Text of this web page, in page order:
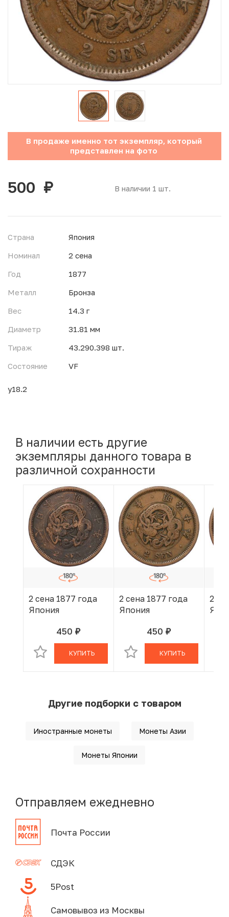
Юбилейные монеты Банка России (с 1999 года)
Памятные и инвестиционные монеты СССР и России
Иностранные монеты
Неофициальные выпуски монет (Unusual)
Античные и средневековые монеты
Наборы монет
Инвестиционные монеты
В продаже именно тот экземпляр, который
представлен на фото
В наличии 1 шт.
500 руб.
Страна
Япония
Номинал
2 сена
Год
1877
Металл
Бронза
Вес
14.3 г
Диаметр
31.81 мм
Тираж
43.290.398 шт.
Состояние
VF
y18.2
В наличии есть другие
экземпляры данного товара в
различной сохранности
2 сена 1877 года
Япония
450 руб.
В КОРЗИНЕ
КУПИТЬ
2 сена 1877 года
Япония
450 руб.
В КОРЗИНЕ
КУПИТЬ
2
Другие подборки с товаром
Иностранные монеты Монеты Азии
Монеты Японии
Отправляем ежедневно
Почта России
СДЭК
5Post
Самовывоз из Москвы